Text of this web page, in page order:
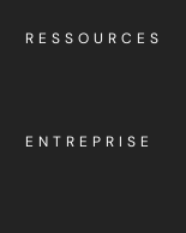
RESSOURCES
ENTREPRISE